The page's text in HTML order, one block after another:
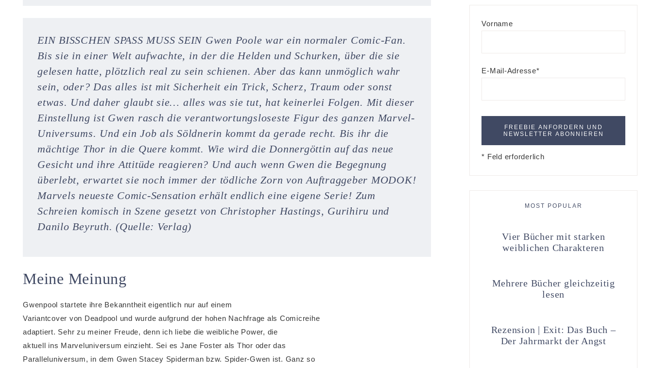
EIN BISSCHEN SPASS MUSS SEIN Gwen Poole war ein normaler Comic-Fan.
Bis sie in einer Welt aufwachte, in der die Helden und Schurken, über die sie
gelesen hatte, plötzlich real zu sein schienen. Aber das kann unmöglich wahr
sein, oder? Das alles ist mit Sicherheit ein Trick, Scherz, Traum oder sonst
etwas. Und daher glaubt sie… alles was sie tut, hat keinerlei Folgen. Mit dieser
Einstellung ist Gwen rasch die verantwortungsloseste Figur des ganzen Marvel-
Universums. Und ein Job als Söldnerin kommt da gerade recht. Bis ihr die
mächtige Thor in die Quere kommt. Wie wird die Donnergöttin auf das neue
Gesicht und ihre Attitüde reagieren? Und auch wenn Gwen die Begegnung
überlebt, erwartet sie noch immer der tödliche Zorn von Auftraggeber MODOK!
Marvels neueste Comic-Sensation erhält endlich eine eigene Serie! Zum
Schreien komisch in Szene gesetzt von Christopher Hastings, Gurihiru und
Danilo Beyruth. (Quelle: Verlag)
Meine Meinung
Gwenpool startete ihre Bekanntheit eigentlich nur auf einem
Variantcover von Deadpool und wurde aufgrund der hohen Nachfrage als Comicreihe
adaptiert. Sehr zu meiner Freude, denn ich liebe die weibliche Power, die
aktuell ins Marveluniversum einzieht. Sei es Jane Foster als Thor oder das
Paralleluniversum, in dem Gwen Stacey Spiderman bzw. Spider-Gwen ist. Ganz so
Vorname
E-Mail-Adresse*
* Feld erforderlich
MOST POPULAR
Vier Bücher mit starken
weiblichen Charakteren
Mehrere Bücher gleichzeitig
lesen
Rezension | Exit: Das Buch –
Der Jahrmarkt der Angst